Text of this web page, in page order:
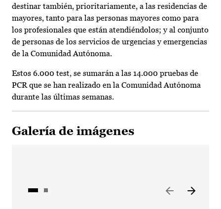
destinar también, prioritariamente, a las residencias de
mayores, tanto para las personas mayores como para
los profesionales que están atendiéndolos; y al conjunto
de personas de los servicios de urgencias y emergencias
de la Comunidad Autónoma.
Estos 6.000 test, se sumarán a las 14.000 pruebas de
PCR que se han realizado en la Comunidad Autónoma
durante las últimas semanas.
Galería de imágenes